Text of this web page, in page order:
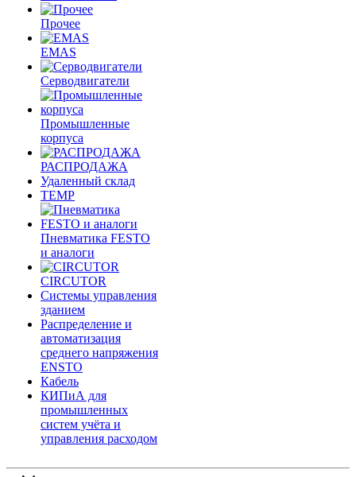
Прочее
EMAS
Cерводвигатели
Промышленные
корпуса
РАСПРОДАЖА
Удаленный склад
TEMP
Пневматика FESTO
и аналоги
CIRCUTOR
Системы управления
зданием
Распределение и
автоматизация
среднего напряжения
ENSTO
Кабель
КИПиА для
промышленных
систем учёта и
управления расходом